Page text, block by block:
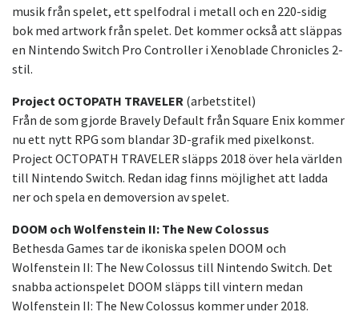
musik från spelet, ett spelfodral i metall och en 220-sidig
bok med artwork från spelet. Det kommer också att släppas
en Nintendo Switch Pro Controller i Xenoblade Chronicles 2-
stil.
Project OCTOPATH TRAVELER (arbetstitel)
Från de som gjorde Bravely Default från Square Enix kommer
nu ett nytt RPG som blandar 3D-grafik med pixelkonst.
Project OCTOPATH TRAVELER släpps 2018 över hela världen
till Nintendo Switch. Redan idag finns möjlighet att ladda
ner och spela en demoversion av spelet.
DOOM och Wolfenstein II: The New Colossus
Bethesda Games tar de ikoniska spelen DOOM och
Wolfenstein II: The New Colossus till Nintendo Switch. Det
snabba actionspelet DOOM släpps till vintern medan
Wolfenstein II: The New Colossus kommer under 2018.